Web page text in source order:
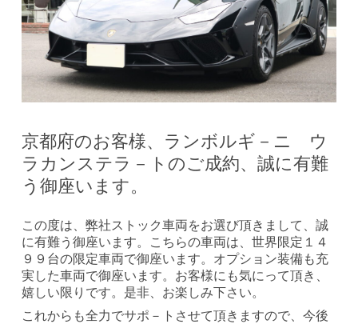
京都府のお客様、ランボルギ－ニ ウ
ラカンステラ－トのご成約、誠に有難
う御座います。
この度は、弊社ストック車両をお選び頂きまして、誠
に有難う御座います。こちらの車両は、世界限定１４
９９台の限定車両で御座います。オプション装備も充
実した車両で御座います。お客様にも気にって頂き、
嬉しい限りです。是非、お楽しみ下さい。
これからも全力でサポ－トさせて頂きますので、今後